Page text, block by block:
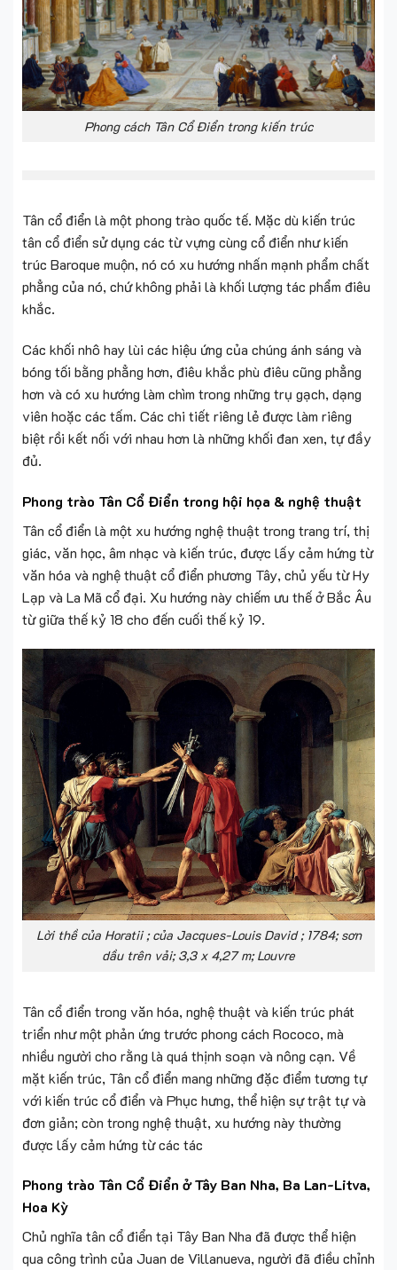
Phong cách Tân Cổ Điển trong kiến trúc
Tân cổ điển là một phong trào quốc tế. Mặc dù kiến ​​trúc
tân cổ điển sử dụng các từ vựng cùng cổ điển như kiến ​​
trúc Baroque muộn, nó có xu hướng nhấn mạnh phẩm chất
phẳng của nó, chứ không phải là khối lượng tác phẩm điêu
khắc.
Các khối nhô hay lùi các hiệu ứng của chúng ánh sáng và
bóng tối bằng phẳng hơn, điêu khắc phù điêu cũng phẳng
hơn và có xu hướng làm chìm trong những trụ gạch, dạng
viên hoặc các tấm. Các chi tiết riêng lẻ được làm riêng
biệt rồi kết nối với nhau hơn là những khối đan xen, tự đầy
đủ.
Phong trào Tân Cổ Điển trong hội họa & nghệ thuật
Tân cổ điển là một xu hướng nghệ thuật trong trang trí, thị
giác, văn học, âm nhạc và kiến trúc, được lấy cảm hứng từ
văn hóa và nghệ thuật cổ điển phương Tây, chủ yếu từ Hy
Lạp và La Mã cổ đại. Xu hướng này chiếm ưu thế ở Bắc Âu
từ giữa thế kỷ 18 cho đến cuối thế kỷ 19.
Lời thề của Horatii ; của Jacques-Louis David ; 1784; sơn
dầu trên vải; 3,3 x 4,27 m; Louvre
Tân cổ điển trong văn hóa, nghệ thuật và kiến trúc phát
triển như một phản ứng trước phong cách Rococo, mà
nhiều người cho rằng là quá thịnh soạn và nông cạn. Về
mặt kiến trúc, Tân cổ điển mang những đặc điểm tương tự
với kiến trúc cổ điển và Phục hưng, thể hiện sự trật tự và
đơn giản; còn trong nghệ thuật, xu hướng này thường
được lấy cảm hứng từ các tác
Phong trào Tân Cổ Điển ở Tây Ban Nha, Ba Lan-Litva,
Hoa Kỳ
Chủ nghĩa tân cổ điển tại Tây Ban Nha đã được thể hiện
qua công trình của Juan de Villanueva, người đã điều chỉnh